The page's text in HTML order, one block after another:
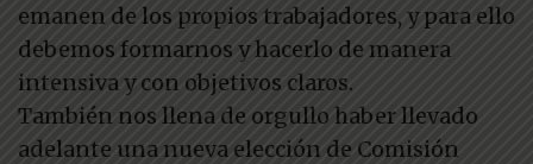
emanen de los propios trabajadores, y para ello
debemos formarnos y hacerlo de manera
intensiva y con objetivos claros.
También nos llena de orgullo haber llevado
adelante una nueva elección de Comisión